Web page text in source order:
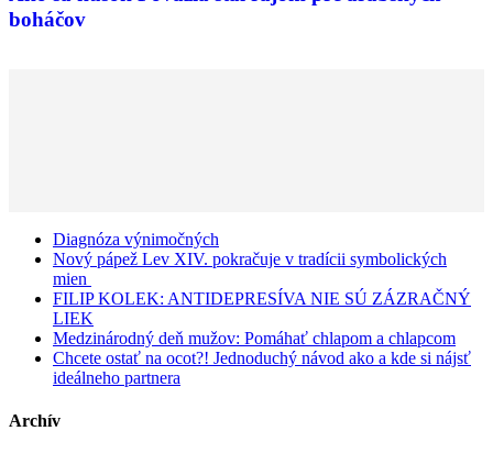
boháčov
Diagnóza výnimočných
Nový pápež Lev XIV. pokračuje v tradícii symbolických
mien
FILIP KOLEK: ANTIDEPRESÍVA NIE SÚ ZÁZRAČNÝ
LIEK
Medzinárodný deň mužov: Pomáhať chlapom a chlapcom
Chcete ostať na ocot?! Jednoduchý návod ako a kde si nájsť
ideálneho partnera
Archív